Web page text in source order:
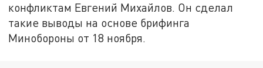
конфликтам Евгений Михайлов. Он сделал
такие выводы на основе брифинга
Минобороны от 18 ноября.